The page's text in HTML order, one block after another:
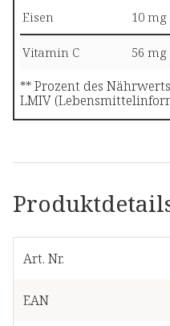
Art. Nr.
EAN
Eisen 10 mg
Vitamin C 56 mg
** Prozent des
LMIV